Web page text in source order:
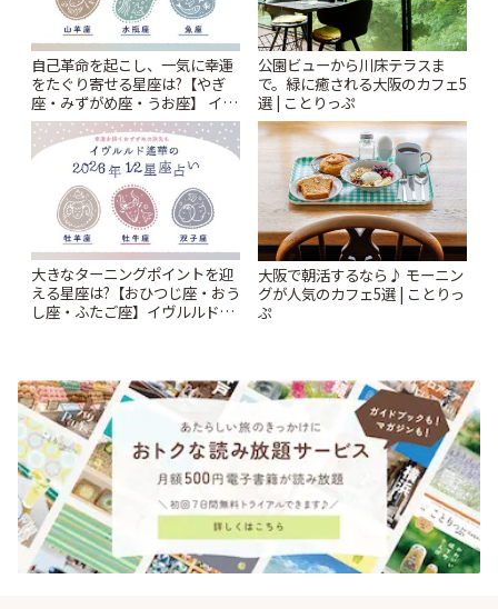
自己革命を起こし、一気に幸運
をたぐり寄せる星座は?【やぎ
座・みずがめ座・うお座】 イヴ
ルルド遙華2026年 夏の運勢
~Summer~ | ことりっぷ
公園ビューから川床テラスま
で。緑に癒される大阪のカフェ5
選 | ことりっぷ
大きなターニングポイントを迎
える星座は?【おひつじ座・おう
し座・ふたご座】イヴルルド遙
大阪で朝活するなら♪ モーニン
グが人気のカフェ5選 | ことりっ
ぷ